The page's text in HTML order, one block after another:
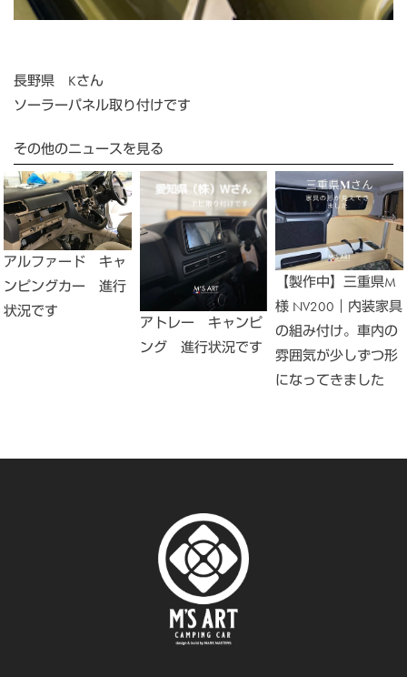
長野県 Kさん
ソーラーパネル取り付けです
その他のニュースを見る
アルファード キャ
ンピングカー 進行
状況です
アトレー キャンピ
ング 進行状況です
【製作中】三重県M
様 NV200｜内装家具
の組み付け。車内の
雰囲気が少しずつ形
になってきました